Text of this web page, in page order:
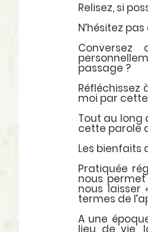
Relisez, si
N’hésitez
passage ?
Réfléchissez
moi par
Tout au long
cette parole
Les bienfaits
Pratiquée
nous
nous laisser
termes de
A une
lieu de vie,